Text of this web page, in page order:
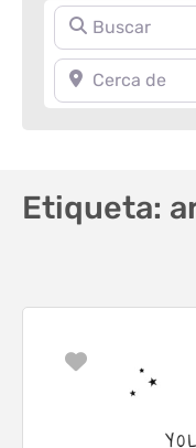
Buscar
Cerca de
Etiqueta:
Favorito